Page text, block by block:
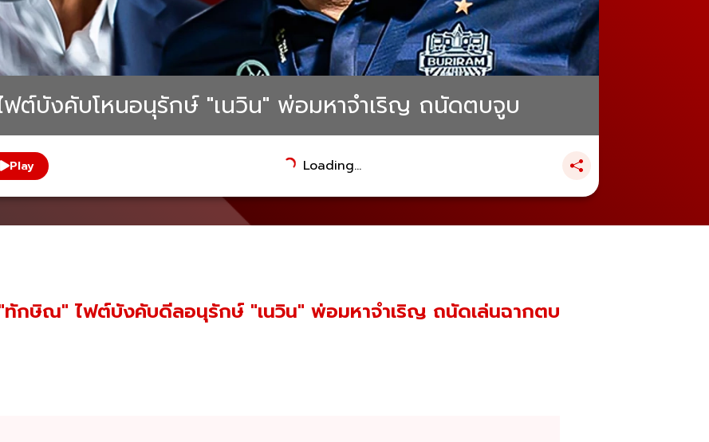
ต์บังคับโหนอนุรักษ์ "เนวิน" พ่อมหาจำเริญ ถนัดตบจูบ
Play Loading...
กษิณ" ไฟต์บังคับดีลอนุรักษ์ "เนวิน" พ่อมหาจำเริญ ถนัดเล่นฉากตบ